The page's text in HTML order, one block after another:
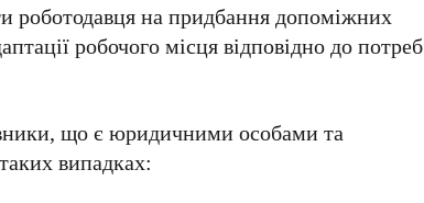
роботодавця на придбання допоміжних
робочого місця відповідно до потреб
що є юридичними особами та
випадках: